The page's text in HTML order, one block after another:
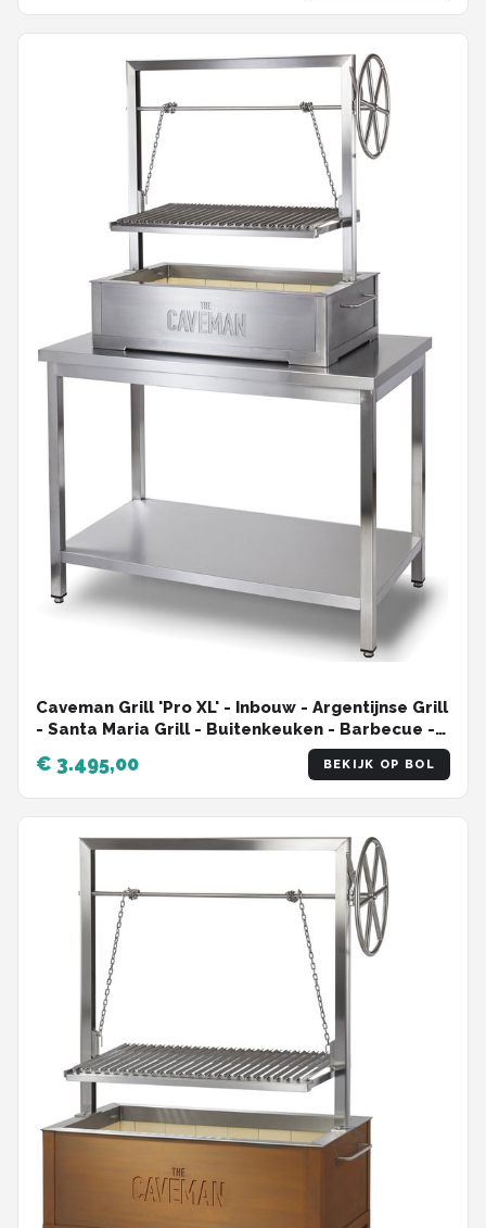
Caveman Grill 'Pro XL' - Inbouw - Argentijnse Grill
- Santa Maria Grill - Buitenkeuken - Barbecue -
€ 3.495,00 BEKIJK OP BOL